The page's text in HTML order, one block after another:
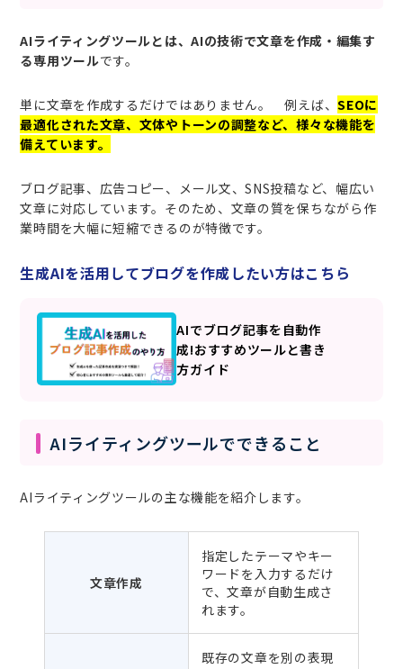
AIライティングツールとは、AIの技術で文章を作成・編集す
る専用ツールです。
単に文章を作成するだけではありません。 例えば、SEOに
最適化された文章、文体やトーンの調整など、様々な機能を
備えています。
ブログ記事、広告コピー、メール文、SNS投稿など、幅広い
文章に対応しています。そのため、文章の質を保ちながら作
業時間を大幅に短縮できるのが特徴です。
生成AIを活用してブログを作成したい方はこちら
AIでブログ記事を自動作
成!おすすめツールと書き
方ガイド
AIライティングツールでできること
AIライティングツールの主な機能を紹介します。
文章作成
指定したテーマやキー
ワードを入力するだけ
で、文章が自動生成さ
れます。
既存の文章を別の表現